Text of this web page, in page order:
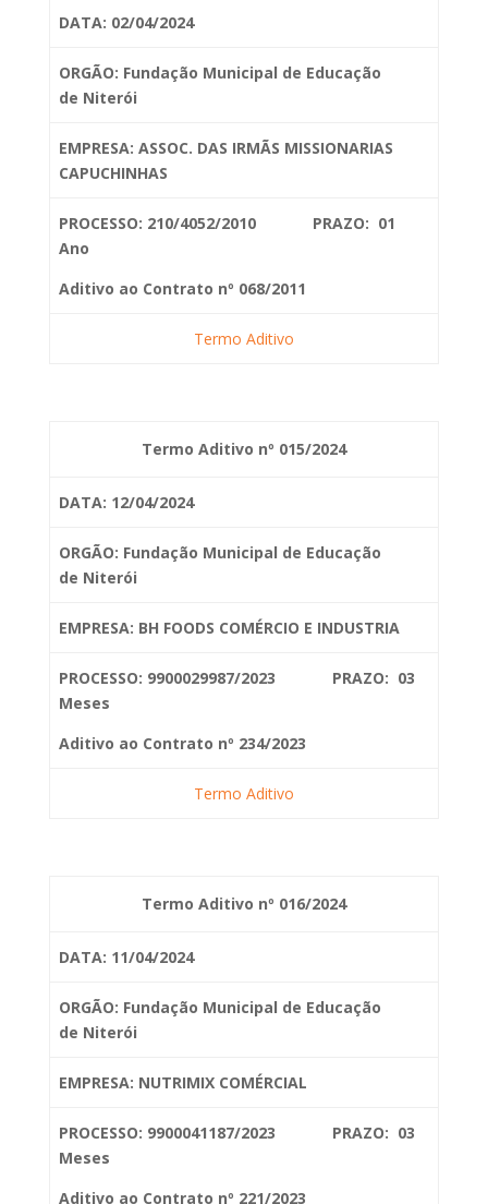
DATA: 02/04/2024
ORGÃO: Fundação Municipal de Educação
de Niterói
EMPRESA: ASSOC. DAS IRMÃS MISSIONARIAS
CAPUCHINHAS
PROCESSO: 210/4052/2010 PRAZO: 01
Ano
Aditivo ao Contrato nº 068/2011
Termo Aditivo
Termo Aditivo nº 015/2024
DATA: 12/04/2024
ORGÃO: Fundação Municipal de Educação
de Niterói
EMPRESA: BH FOODS COMÉRCIO E INDUSTRIA
PROCESSO: 9900029987/2023 PRAZO: 03
Meses
Aditivo ao Contrato nº 234/2023
Termo Aditivo
Termo Aditivo nº 016/2024
DATA: 11/04/2024
ORGÃO: Fundação Municipal de Educação
de Niterói
EMPRESA: NUTRIMIX COMÉRCIAL
PROCESSO: 9900041187/2023 PRAZO: 03
Meses
Aditivo ao Contrato nº 221/2023